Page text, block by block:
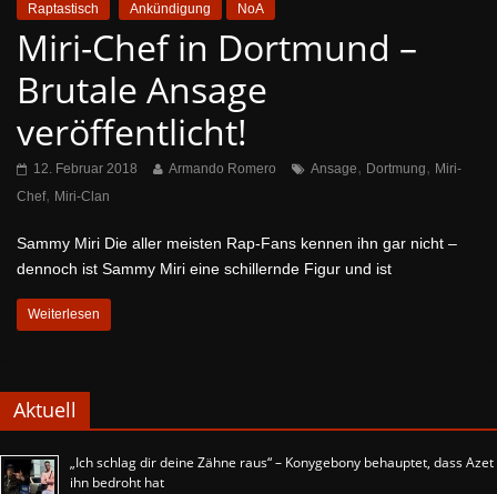
Raptastisch Ankündigung NoA
Miri-Chef in Dortmund –
Brutale Ansage
veröffentlicht!
12. Februar 2018 Armando Romero Ansage, Dortmung, Miri-
Chef, Miri-Clan
Sammy Miri Die aller meisten Rap-Fans kennen ihn gar nicht –
dennoch ist Sammy Miri eine schillernde Figur und ist
Weiterlesen
Aktuell
„Ich schlag dir deine Zähne raus“ – Konygebony behauptet, dass Azet
ihn bedroht hat